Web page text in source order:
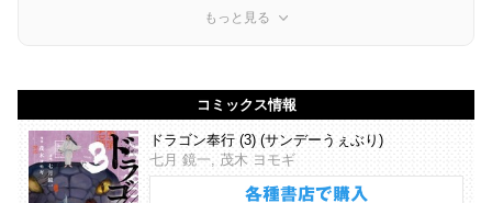
もっと見る
コミックス情報
ドラゴン奉行 (3) (サンデーうぇぶり)
七月 鏡一, 茂木 ヨモギ